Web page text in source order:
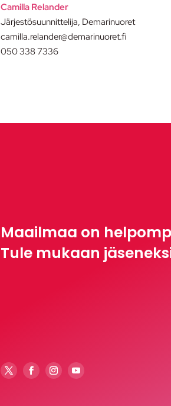
Camilla Relander
Järjestösuunnittelija, Demarinuoret
camilla.relander@demarinuoret.fi
050 338 7336
Maailmaa on
Tule mukaan